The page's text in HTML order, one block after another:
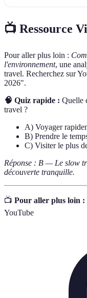
📺 Ressource
Pour aller plus loin :
l'environnement, une
travel. Recherchez sur
2026".
🧠 Quiz rapide : Quelle
travel ?
A) Voyager
B) Prendre le
C) Visiter le plus
Réponse : B — Le slow
découverte tranquille.
📺 Pour aller plus loin :
YouTube